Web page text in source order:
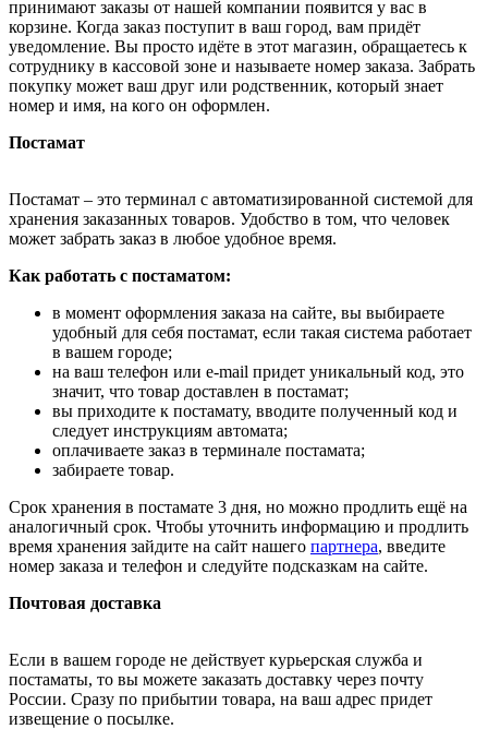
принимают заказы от нашей компании появится у вас в
корзине. Когда заказ поступит в ваш город, вам придёт
уведомление. Вы просто идёте в этот магазин, обращаетесь к
сотруднику в кассовой зоне и называете номер заказа. Забрать
покупку может ваш друг или родственник, который знает
номер и имя, на кого он оформлен.
Постамат
Постамат – это терминал с автоматизированной системой для
хранения заказанных товаров. Удобство в том, что человек
может забрать заказ в любое удобное время.
Как работать с постаматом:
в момент оформления заказа на сайте, вы выбираете
удобный для себя постамат, если такая система работает
в вашем городе;
на ваш телефон или e-mail придет уникальный код, это
значит, что товар доставлен в постамат;
вы приходите к постамату, вводите полученный код и
следует инструкциям автомата;
оплачиваете заказ в терминале постамата;
забираете товар.
Срок хранения в постамате 3 дня, но можно продлить ещё на
аналогичный срок. Чтобы уточнить информацию и продлить
время хранения зайдите на сайт нашего партнера, введите
номер заказа и телефон и следуйте подсказкам на сайте.
Почтовая доставка
Если в вашем городе не действует курьерская служба и
постаматы, то вы можете заказать доставку через почту
России. Сразу по прибытии товара, на ваш адрес придет
извещение о посылке.